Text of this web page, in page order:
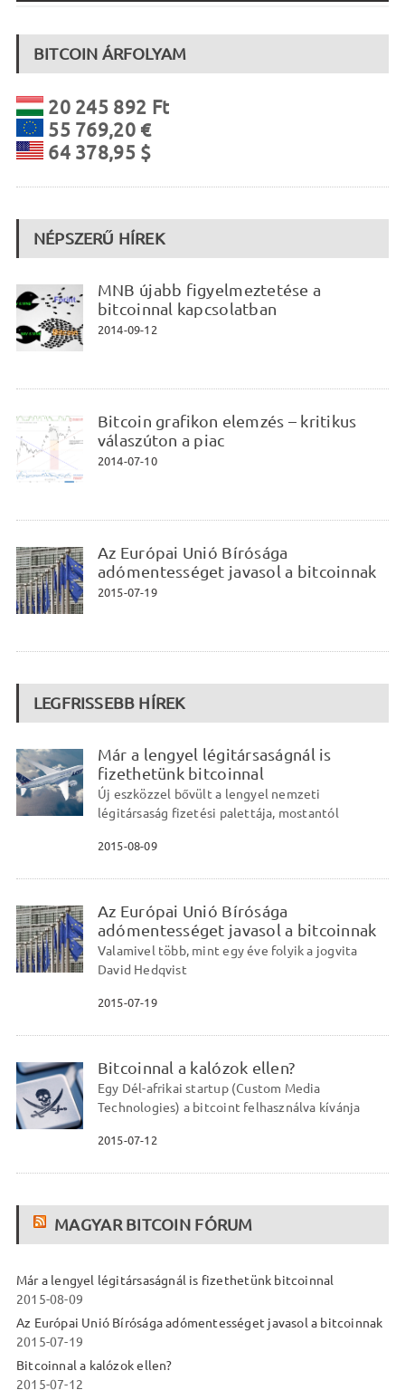
BITCOIN ÁRFOLYAM
20 245 892 Ft
55 769,20 €
64 378,95 $
NÉPSZERŰ HÍREK
MNB újabb figyelmeztetése a
bitcoinnal kapcsolatban
2014-09-12
Bitcoin grafikon elemzés – kritikus
válaszúton a piac
2014-07-10
Az Európai Unió Bírósága
adómentességet javasol a bitcoinnak
2015-07-19
LEGFRISSEBB HÍREK
Már a lengyel légitársaságnál is
fizethetünk bitcoinnal
Új eszközzel bővült a lengyel nemzeti
légitársaság fizetési palettája, mostantól
2015-08-09
Az Európai Unió Bírósága
adómentességet javasol a bitcoinnak
Valamivel több, mint egy éve folyik a jogvita
David Hedqvist
2015-07-19
Bitcoinnal a kalózok ellen?
Egy Dél-afrikai startup (Custom Media
Technologies) a bitcoint felhasználva kívánja
2015-07-12
MAGYAR BITCOIN FÓRUM
Már a lengyel légitársaságnál is fizethetünk bitcoinnal
2015-08-09
Az Európai Unió Bírósága adómentességet javasol a bitcoinnak
2015-07-19
Bitcoinnal a kalózok ellen?
2015-07-12